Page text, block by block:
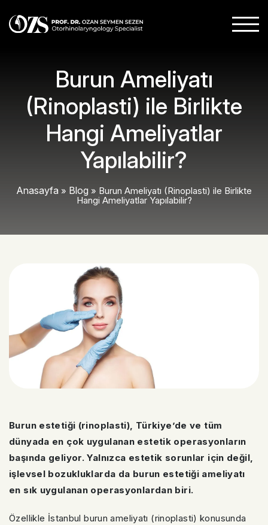
Burun Ameliyatı
(Rinoplasti) ile Birlikte
Hangi Ameliyatlar
Yapılabilir?
Anasayfa » Blog » Burun Ameliyatı (Rinoplasti) ile Birlikte
Hangi Ameliyatlar Yapılabilir?
Burun estetiği (rinoplasti), Türkiye’de ve tüm
dünyada en çok uygulanan estetik operasyonların
başında geliyor. Yalnızca estetik sorunlar için değil,
işlevsel bozukluklarda da burun estetiği ameliyatı
en sık uygulanan operasyonlardan biri.
Özellikle İstanbul burun ameliyatı (rinoplasti) konusunda